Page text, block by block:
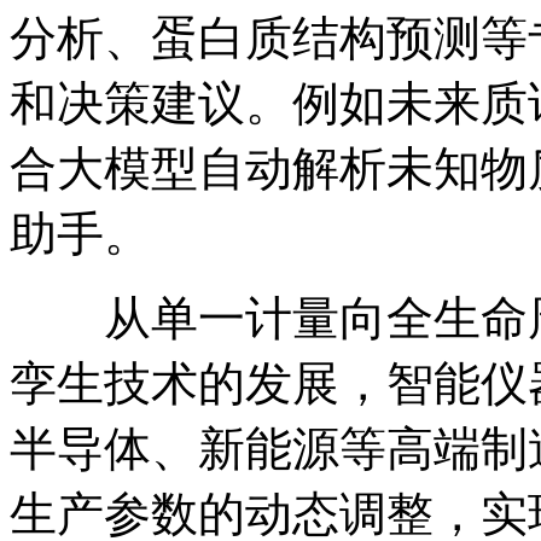
分析、蛋白质结构预测
和决策建议。例如未来
合大模型自动解析未知
助手。
从单一计量向全生命
孪生技术的发展，智能
半导体、新能源等高端
生产参数的动态调整，